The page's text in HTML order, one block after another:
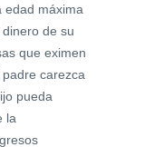
edad máxima
de su
que eximen
carezca
pueda
la